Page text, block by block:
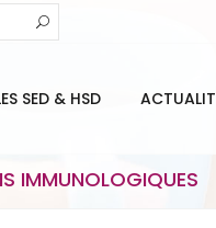
SED & HSD
IMMUNOLOGIQUES